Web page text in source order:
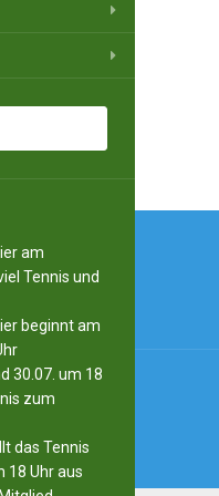
am
Tennis und
beginnt am
30.07. um 18
zum
das Tennis
18 Uhr aus